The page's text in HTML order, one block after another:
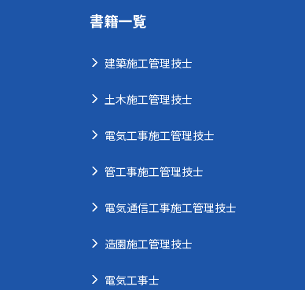
書籍一覧
建築施工管理技士
土木施工管理技士
電気工事施工管理技士
管工事施工管理技士
電気通信工事施工管理技士
造園施工管理技士
電気工事士